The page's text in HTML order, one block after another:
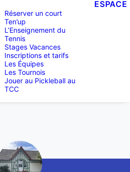
Réserver un court
Ten’up
L’Enseignement du
Tennis
Stages Vacances
Inscriptions et tarifs
Les Équipes
Les Tournois
Jouer au Pickleball au
TCC